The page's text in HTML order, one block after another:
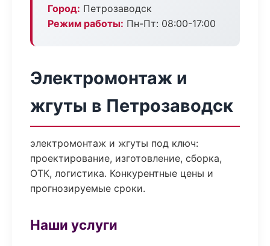
Город: Петрозаводск
Режим работы: Пн-Пт: 08:00-17:00
Электромонтаж и
жгуты в Петрозаводск
электромонтаж и жгуты под ключ:
проектирование, изготовление, сборка,
ОТК, логистика. Конкурентные цены и
прогнозируемые сроки.
Наши услуги